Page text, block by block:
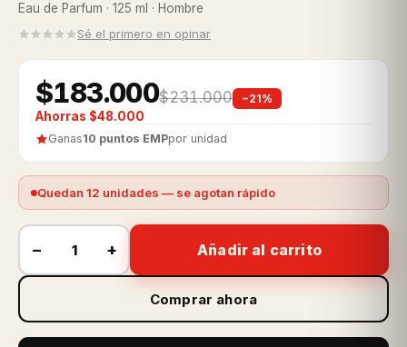
Eau de Parfum · 125 ml · Hombre
Sé el primero en opinar
$183.000$231.000 −21%
Ahorras $48.000
Ganas10 puntos EMPpor unidad
Quedan 12 unidades — se agotan rápido
− + Añadir al carrito
Comprar ahora